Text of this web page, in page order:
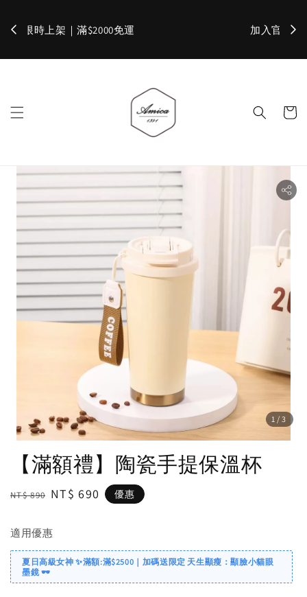
加入官網會員，立即折 $100 ✨
1 /3
【滿額禮】陶瓷手提保溫杯
Regular
NT$ 890 Sale
NT$ 690 優惠
適用優惠
夏日高級女神 ✨滿額:滿$2500｜加碼送限定 天生顯瘦：顯臉小貓眼
墨鏡 🕶️